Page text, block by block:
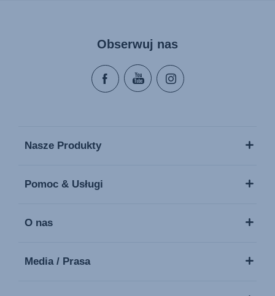
Obserwuj nas
Nasze Produkty
Pomoc & Usługi
O nas
Media / Prasa